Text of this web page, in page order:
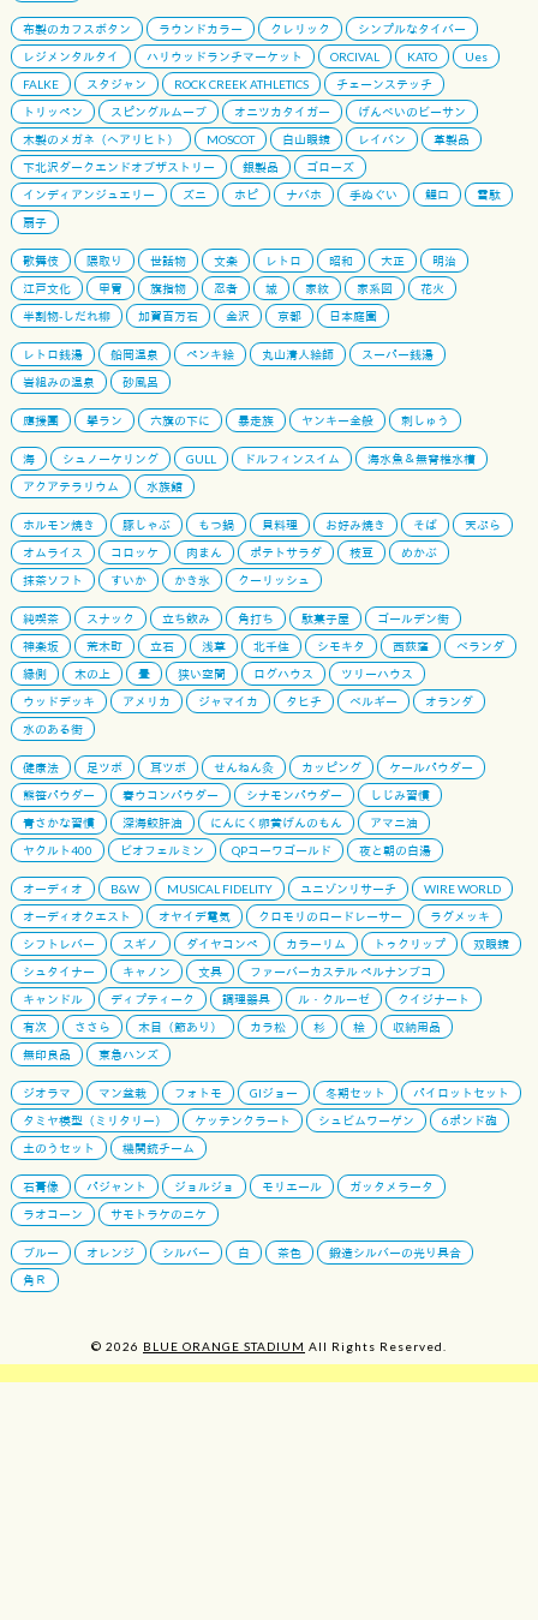
布製のカフスボタン ラウンドカラー クレリック
シンプルなタイバー
レジメンタルタイ
ハリウッドランチマーケット ORCIVAL KATO
Ues
FALKE
スタジャン ROCK CREEK ATHLETICS
チェーンステッチ
トリッペン
スピングルムーブ オニツカタイガー
げんべいのビーサン
木製のメガネ（ヘアリヒト）
MOSCOT 白山眼鏡 レイバン
革製品
下北沢ダークエンドオブザストリー
銀製品
ゴローズ
インディアンジュエリー
ズニ ホピ ナバホ 手ぬぐい 鯉口
雪駄
扇子
歌舞伎 隈取り 世話物 文楽 レトロ 昭和 大正
明治
江戸文化
甲冑 旗指物 忍者 城 家紋 家系図
花火
半割物-しだれ柳
加賀百万石 金沢 京都 日本庭園
レトロ銭湯 船岡温泉 ペンキ絵 丸山清人絵師
スーパー銭湯
岩組みの温泉
砂風呂
應援團 學ラン 六旗の下に 暴走族 ヤンキー全般 刺しゅう
海 シュノーケリング GULL ドルフィンスイム
海水魚＆無脊椎水槽
アクアテラリウム
水族館
ホルモン焼き 豚しゃぶ もつ鍋 貝料理 お好み焼き そば
天ぷら
オムライス
コロッケ 肉まん ポテトサラダ 枝豆
めかぶ
抹茶ソフト
すいか かき氷 クーリッシュ
純喫茶 スナック 立ち飲み 角打ち 駄菓子屋
ゴールデン街
神楽坂
荒木町 立石 浅草 北千住 シモキタ 西荻窪
ベランダ
縁側
木の上 畳 狭い空間 ログハウス
ツリーハウス
ウッドデッキ
アメリカ ジャマイカ タヒチ ベルギー
オランダ
水のある街
健康法 足ツボ 耳ツボ せんねん灸 カッピング
ケールパウダー
熊笹パウダー
春ウコンパウダー シナモンパウダー
しじみ習慣
青さかな習慣
深海鮫肝油 にんにく卵黄げんのもん
アマニ油
ヤクルト400
ビオフェルミン QPコーワゴールド 夜と朝の白湯
オーディオ B&W MUSICAL FIDELITY ユニゾンリサーチ
WIRE WORLD
オーディオクエスト
オヤイデ電気 クロモリのロードレーサー
ラグメッキ
シフトレバー
スギノ ダイヤコンペ カラーリム トゥクリップ
双眼鏡
シュタイナー
キャノン 文具
ファーバーカステル ペルナンブコ
キャンドル
ディプティーク 調理器具 ル・クルーゼ
クイジナート
有次
ささら 木目（節あり） カラ松 杉 桧
収納用品
無印良品
東急ハンズ
ジオラマ マン盆栽 フォトモ GIジョー 冬期セット
パイロットセット
タミヤ模型（ミリタリー）
ケッテンクラート シュビムワーゲン
6ポンド砲
土のうセット
機関銃チーム
石膏像 パジャント ジョルジョ モリエール
ガッタメラータ
ラオコーン
サモトラケのニケ
ブルー オレンジ シルバー 白 茶色
鍛造シルバーの光り具合
角Ｒ
© 2026 BLUE ORANGE STADIUM All Rights Reserved.